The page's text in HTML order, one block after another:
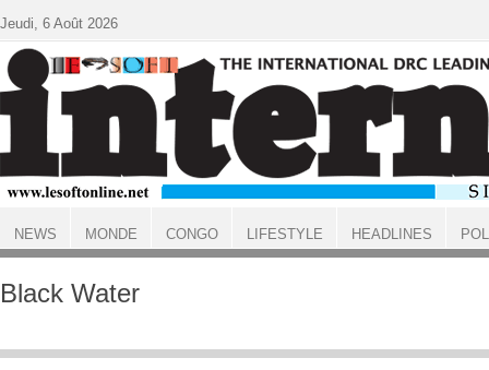
ACCUEIL
Black Water
Jeudi, 6 Août 2026
NEWS MONDE CONGO LIFESTYLE HEADLINES